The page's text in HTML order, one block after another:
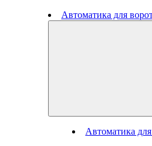
Автоматика для
Автоматика